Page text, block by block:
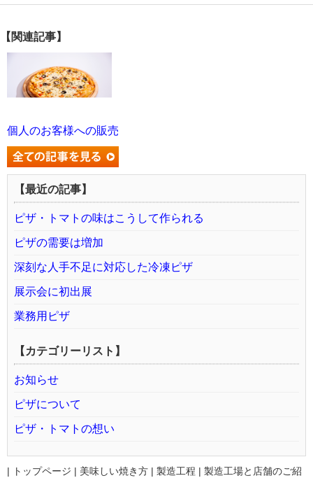
【関連記事】
個人のお客様への販売
【最近の記事】
ピザ・トマトの味はこうして作られる
ピザの需要は増加
深刻な人手不足に対応した冷凍ピザ
展示会に初出展
業務用ピザ
【カテゴリーリスト】
お知らせ
ピザについて
ピザ・トマトの想い
| トップページ | 美味しい焼き方 | 製造工程 | 製造工場と店舗のご紹